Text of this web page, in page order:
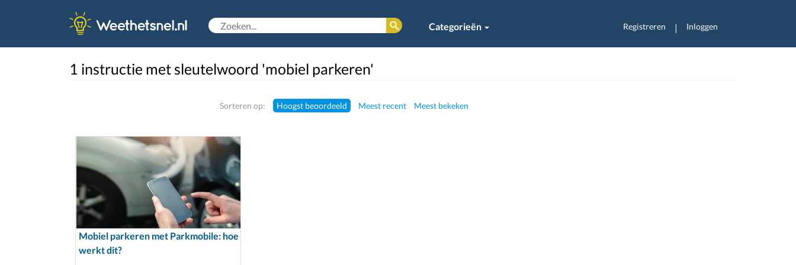
Categorieën Registreren | Inloggen
1 instructie met sleutelwoord 'mobiel parkeren'
Sorteren op: Hoogst beoordeeld Meest recent Meest bekeken
Mobiel parkeren met Parkmobile: hoe
werkt dit?